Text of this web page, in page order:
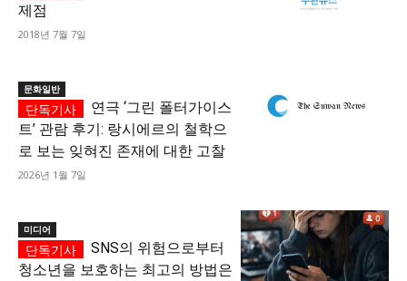
제점
2018년 7월 7일
문화일반
연극 ‘그린 폴터가이스
트’ 관람 후기: 랑시에르의 철학으
로 보는 잊혀진 존재에 대한 고찰
2026년 1월 7일
미디어
SNS의 위험으로부터
청소년을 보호하는 최고의 방법은